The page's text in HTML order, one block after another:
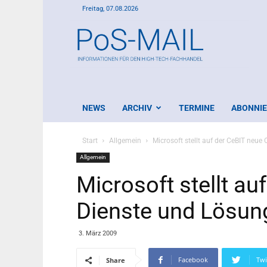
Freitag, 07.08.2026
Mail
NEWS ARCHIV TERMINE
Start Allgemein Microsoft stellt auf der CeBIT neue
Allgemein
Microsoft stellt auf
Dienste und
3. März 2009
Share Facebook